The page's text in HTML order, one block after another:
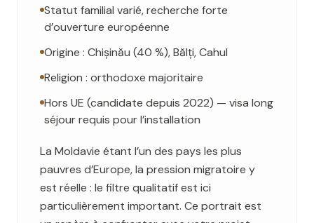
Statut familial varié, recherche forte
d’ouverture européenne
Origine : Chișinău (40 %), Bălți, Cahul
Religion : orthodoxe majoritaire
Hors UE (candidate depuis 2022) — visa long
séjour requis pour l’installation
La Moldavie étant l’un des pays les plus
pauvres d’Europe, la pression migratoire y
est réelle : le filtre qualitatif est ici
particulièrement important. Ce portrait est